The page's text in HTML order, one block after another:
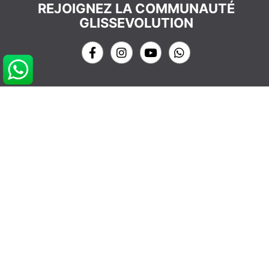
REJOIGNEZ LA COMMUNAUTÉ
GLISSEVOLUTION